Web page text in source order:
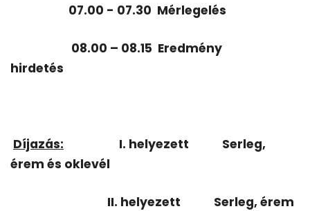
07.00 - 07.30 Mérlegelés
08.00 – 08.15 Eredmény
hirdetés
Díjazás: I. helyezett
Serleg,
érem és oklevél
II. helyezett
Serleg, érem